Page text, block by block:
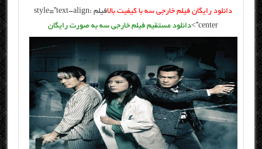
دانلود رایگان فیلم خارجی سه با کیفیت بالا
فیلم style=”text-align:
center”>
دانلود مستقیم فیلم خارجی سه به صورت رایگان